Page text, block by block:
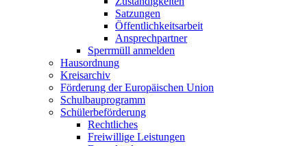
Satzungen
Öffentlichkeitsarbeit
Ansprechpartner
Sperrmüll anmelden
Hausordnung
Kreisarchiv
Förderung der Europäischen Union
Schulbauprogramm
Schülerbeförderung
Rechtliches
Freiwillige Leistungen